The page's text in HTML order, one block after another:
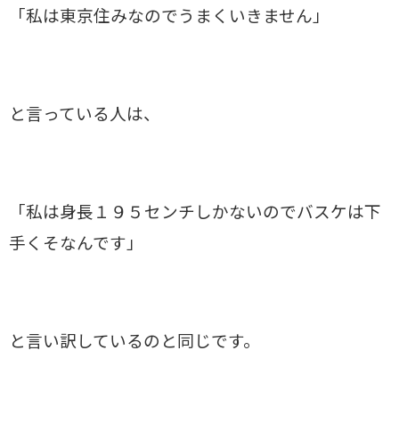
「私は東京住みなのでうまくいきません」
と言っている人は、
「私は身長１９５センチしかないのでバスケは下
手くそなんです」
と言い訳しているのと同じです。